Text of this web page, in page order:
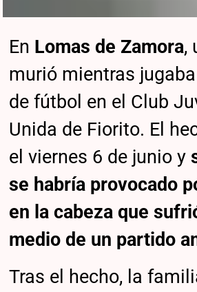
En Lomas de Zamora,
murió mientras
de fútbol en el Club
Unida de Fiorito. El
el viernes 6 de junio y
se habría provocado
en la cabeza que
medio de un partido
Tras el hecho, la